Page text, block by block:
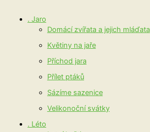
. Jaro
Domácí zvířata a jejich mláďata
Květiny na jaře
Příchod jara
Přílet ptáků
Sázíme sazenice
Velikonoční svátky
. Léto